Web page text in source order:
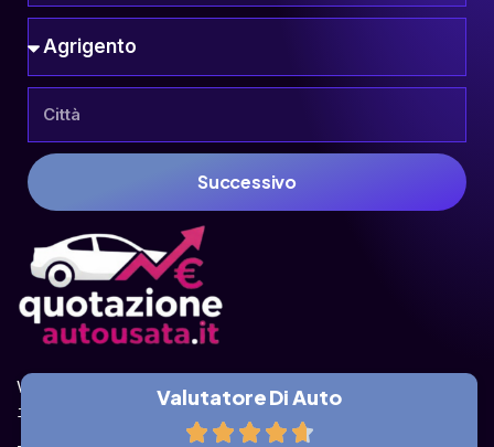
Successivo
Valuta la tua auto online, gratis e in pochi
istanti.
Valutatore Di Auto